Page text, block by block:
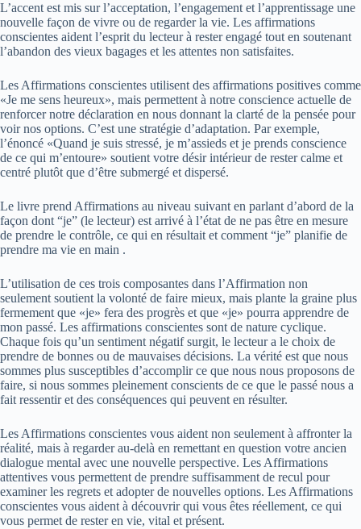
L’accent est mis sur l’acceptation, l’engagement et l’apprentissage une
nouvelle façon de vivre ou de regarder la vie. Les affirmations
conscientes aident l’esprit du lecteur à rester engagé tout en soutenant
l’abandon des vieux bagages et les attentes non satisfaites.
Les Affirmations conscientes utilisent des affirmations positives comme
«Je me sens heureux», mais permettent à notre conscience actuelle de
renforcer notre déclaration en nous donnant la clarté de la pensée pour
voir nos options. C’est une stratégie d’adaptation. Par exemple,
l’énoncé «Quand je suis stressé, je m’assieds et je prends conscience
de ce qui m’entoure» soutient votre désir intérieur de rester calme et
centré plutôt que d’être submergé et dispersé.
Le livre prend Affirmations au niveau suivant en parlant d’abord de la
façon dont “je” (le lecteur) est arrivé à l’état de ne pas être en mesure
de prendre le contrôle, ce qui en résultait et comment “je” planifie de
prendre ma vie en main .
L’utilisation de ces trois composantes dans l’Affirmation non
seulement soutient la volonté de faire mieux, mais plante la graine plus
fermement que «je» fera des progrès et que «je» pourra apprendre de
mon passé. Les affirmations conscientes sont de nature cyclique.
Chaque fois qu’un sentiment négatif surgit, le lecteur a le choix de
prendre de bonnes ou de mauvaises décisions. La vérité est que nous
sommes plus susceptibles d’accomplir ce que nous nous proposons de
faire, si nous sommes pleinement conscients de ce que le passé nous a
fait ressentir et des conséquences qui peuvent en résulter.
Les Affirmations conscientes vous aident non seulement à affronter la
réalité, mais à regarder au-delà en remettant en question votre ancien
dialogue mental avec une nouvelle perspective. Les Affirmations
attentives vous permettent de prendre suffisamment de recul pour
examiner les regrets et adopter de nouvelles options. Les Affirmations
conscientes vous aident à découvrir qui vous êtes réellement, ce qui
vous permet de rester en vie, vital et présent.